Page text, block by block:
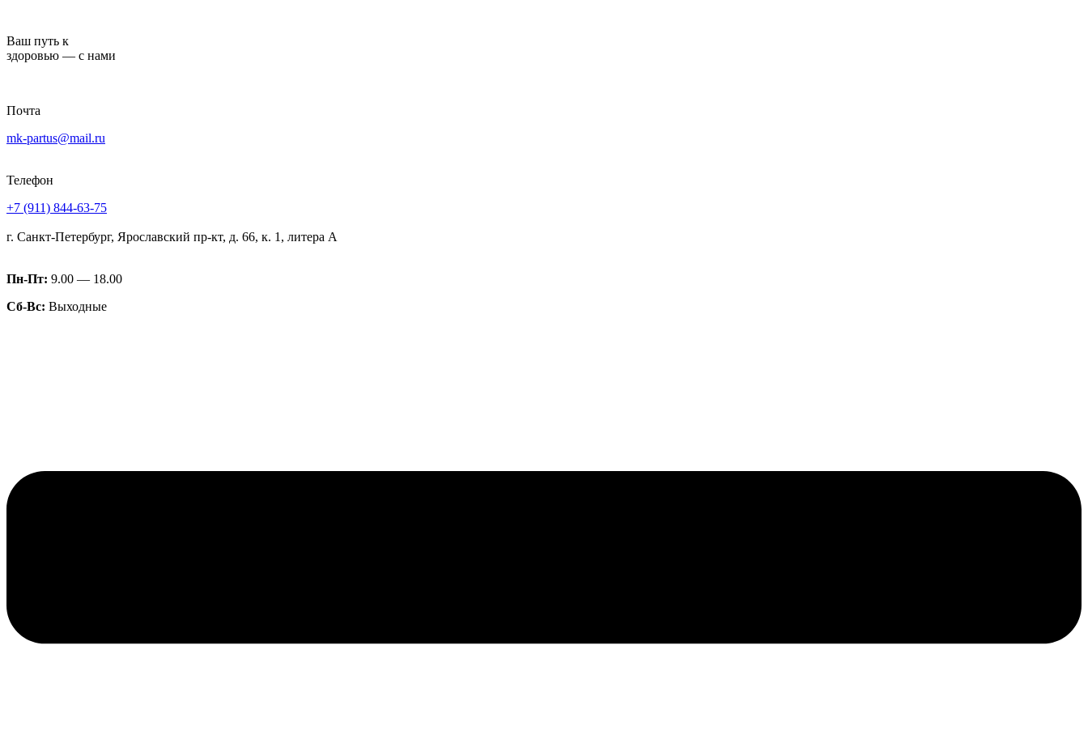
содержимому
Ваш путь к
здоровью — с нами
Почта
mk-partus@mail.ru
Телефон
+7 (911) 844-63-75
г. Санкт-Петербург, Ярославский пр-кт, д. 66, к. 1, литера А
Пн-Пт: 9.00 — 18.00
Сб-Вс: Выходные